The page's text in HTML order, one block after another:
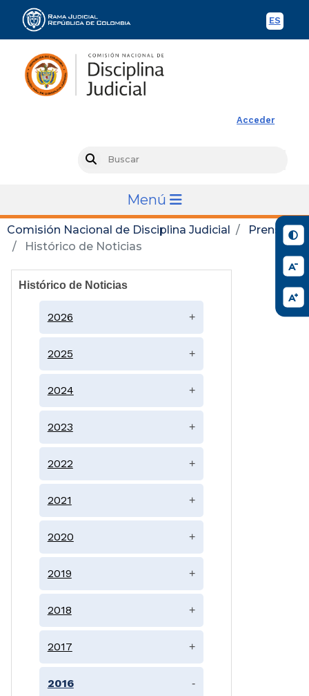
ES
Acceder
Menú
Comisión Nacional de Disciplina Judicial
Prensa
Histórico de Noticias
Histórico de Noticias
2026 +
2025 +
2024 +
2023 +
2022 +
2021 +
2020 +
2019 +
2018 +
2017 +
2016 -